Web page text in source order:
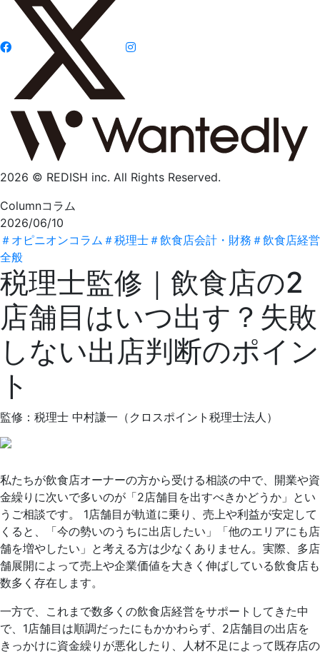
2026 © REDISH inc. All Rights Reserved.
Columnコラム
2026/06/10
＃ オピニオンコラム ＃税理士＃飲食店会計・財務 ＃飲食店経営
全般
税理士監修｜飲食店の2
店舗目はいつ出す？失敗
しない出店判断のポイン
ト
監修： 税理士 中村謙一 （ クロスポイント税理士法人 ）
私たちが飲食店オーナーの方から受ける相談の中で、開業や資
金繰りに次いで多いのが「2店舗目を出すべきかどうか」とい
うご相談です。 1店舗目が軌道に乗り、売上や利益が安定して
くると、「今の勢いのうちに出店したい」「他のエリアにも店
舗を増やしたい」と考える方は少なくありません。実際、多店
舗展開によって売上や企業価値を大きく伸ばしている飲食店も
数多く存在します。
一方で、これまで数多くの飲食店経営をサポートしてきた中
で、1店舗目は順調だったにもかかわらず、2店舗目の出店を
きっかけに資金繰りが悪化したり、人材不足によって既存店の